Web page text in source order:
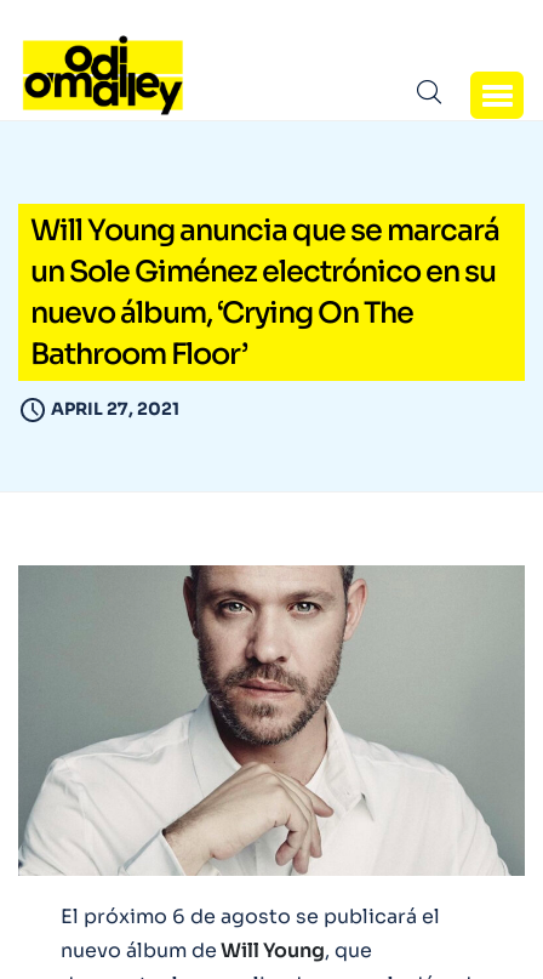
Will Young anuncia que se marcará
un Sole Giménez electrónico en su
nuevo álbum, ‘Crying On The
Bathroom Floor’
APRIL 27, 2021
El próximo 6 de agosto se publicará el
nuevo álbum deWill Young, que